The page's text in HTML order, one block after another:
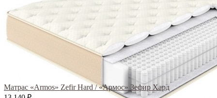
Матрас «Armos» Zefir Hard / «Армос» Зефир Хард